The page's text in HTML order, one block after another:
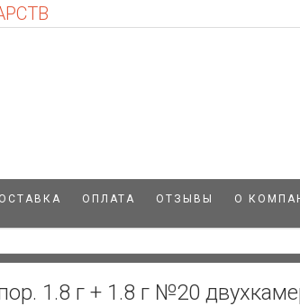
ОПЛАТА ОТЗЫВЫ О
1.8 г + 1.8 г №20